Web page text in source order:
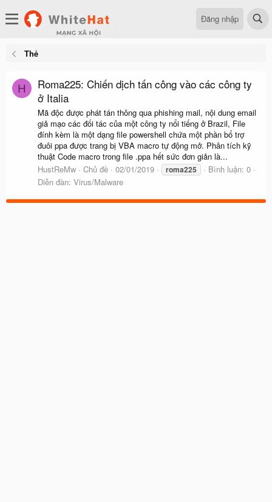
Đăng nhập
Thẻ
H
Roma225: Chiến dịch tấn công vào các công ty
ở Italia
Mã độc được phát tán thông qua phishing mail, nội dung email
giả mạo các đối tác của một công ty nổi tiếng ở Brazil, File
đính kèm là một dạng file powershell chứa một phần bổ trợ
đuôi ppa được trang bị VBA macro tự động mở. Phân tích kỹ
thuật Code macro trong file .ppa hết sức đơn giản là...
HustReMw
Chủ đề 02/01/2019 roma225
Bình luận: 0
Diễn đàn: Virus/Malware